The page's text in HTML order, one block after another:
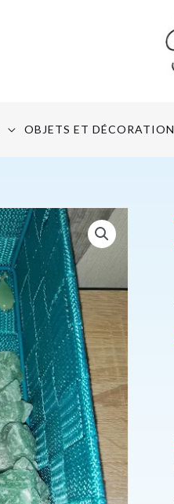
OBJETS ET DÉCORATION